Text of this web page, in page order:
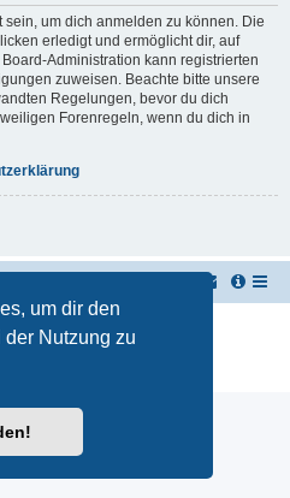
um dir den
Nutzung zu
sein, um dich anmelden zu können. Die
erledigt und ermöglicht dir, auf
Administration kann registrierten
zuweisen. Beachte bitte unsere
Regelungen, bevor du dich
Forenregeln, wenn du dich in
durchphpBB.de